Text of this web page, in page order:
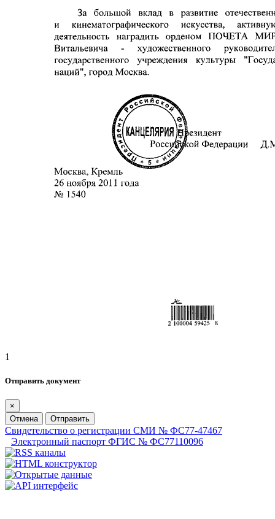
1
Отправить документ
×
Отмена
Отправить
Свидетельство о регистрации СМИ № ФС77-47467
Электронный паспорт ФГИС № ФС77110096